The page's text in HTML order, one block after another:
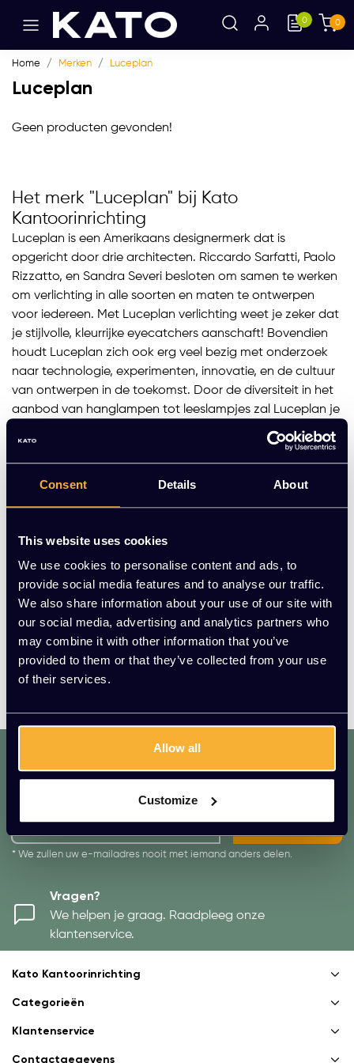
Consent Details About
This website uses cookies
We use cookies to personalise content and ads, to
provide social media features and to analyse our traffic.
We also share information about your use of our site with
our social media, advertising and analytics partners who
may combine it with other information that you’ve
provided to them or that they’ve collected from your use
of their services.
Allow all
Customize
0 0
Home Merken Luceplan
Luceplan
Geen producten gevonden!
Het merk "Luceplan" bij Kato
Kantoorinrichting
Luceplan is een Amerikaans designermerk dat is
opgericht door drie architecten. Riccardo Sarfatti, Paolo
Rizzatto, en Sandra Severi besloten om samen te werken
om verlichting in alle soorten en maten te ontwerpen
voor iedereen. Met Luceplan verlichting weet je zeker dat
je stijlvolle, kleurrijke eyecatchers aanschaft! Bovendien
houdt Luceplan zich ook erg veel bezig met onderzoek
naar technologie, experimenten, innovatie, en de cultuur
van ontwerpen in de toekomst. Door de diversiteit in het
aanbod van hanglampen tot leeslampjes zal Luceplan je
altijd wel een passende lamp kunnen bieden. Het
aanbod varieert van unieke en opvallende lampen tot
eenvoudige, strakke lampen en van grote tot kleine
lampen. Tevens richt Luceplan zich intensief op
milieubewuste productie door middel van bijvoorbeeld
weggooien van afval. Door constante veranderingen
wordt het denkproces en de werkwijze binnen Luceplan
altijd geoptimaliseerd, waardoor jij zeker weet dat jouw
producten op de meest efficiënte en milieuvriendelijke
manier worden gemaakt. Daarnaast wil Luceplan ook op
sociaal gebied een impact maken door constant
ethische, professionele, en legale waardes up-to-date te
houden naast de economische en operationele
Mis geen enkele aanbieding of actie.
* We zullen uw e-mailadres nooit met iemand anders delen.
Vragen?
We helpen je graag. Raadpleeg onze
klantenservice.
Kato Kantoorinrichting
Categorieën
Klantenservice
Contactgegevens